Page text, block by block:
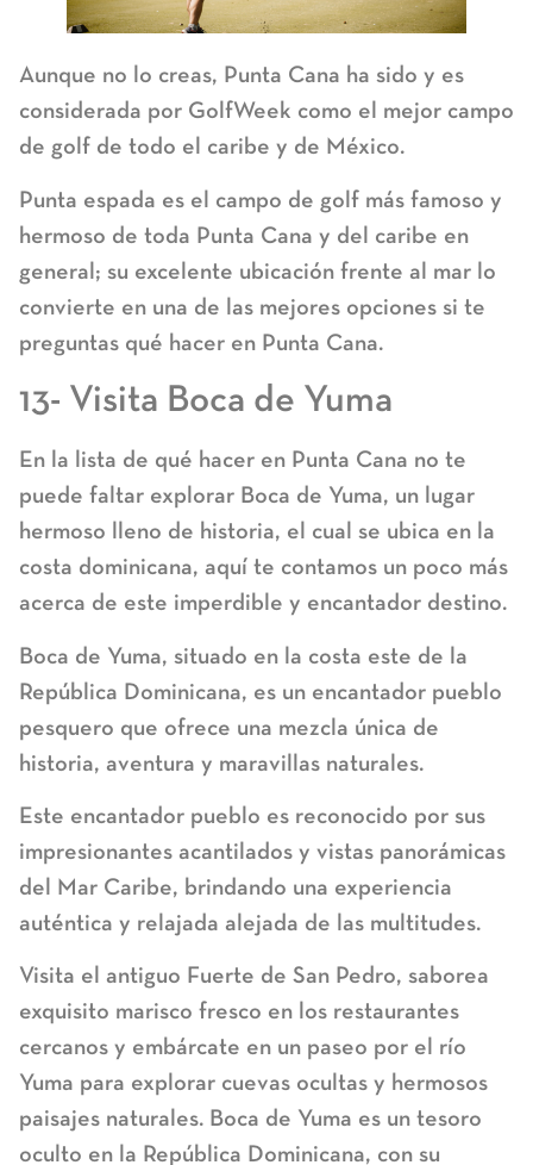
Aunque no lo creas, Punta Cana ha sido y es
considerada por GolfWeek como el mejor campo
de golf de todo el caribe y de México.
Punta espada es el campo de golf más famoso y
hermoso de toda Punta Cana y del caribe en
general; su excelente ubicación frente al mar lo
convierte en una de las mejores opciones si te
preguntas qué hacer en Punta Cana.
13- Visita Boca de Yuma
En la lista de qué hacer en Punta Cana no te
puede faltar explorar Boca de Yuma, un lugar
hermoso lleno de historia, el cual se ubica en la
costa dominicana, aquí te contamos un poco más
acerca de este imperdible y encantador destino.
Boca de Yuma, situado en la costa este de la
República Dominicana, es un encantador pueblo
pesquero que ofrece una mezcla única de
historia, aventura y maravillas naturales.
Este encantador pueblo es reconocido por sus
impresionantes acantilados y vistas panorámicas
del Mar Caribe, brindando una experiencia
auténtica y relajada alejada de las multitudes.
Visita el antiguo Fuerte de San Pedro, saborea
exquisito marisco fresco en los restaurantes
cercanos y embárcate en un paseo por el río
Yuma para explorar cuevas ocultas y hermosos
paisajes naturales. Boca de Yuma es un tesoro
oculto en la República Dominicana, con su